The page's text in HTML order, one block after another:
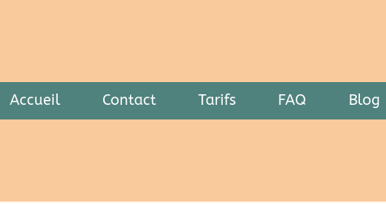
Accueil Contact Tarifs FAQ Blog